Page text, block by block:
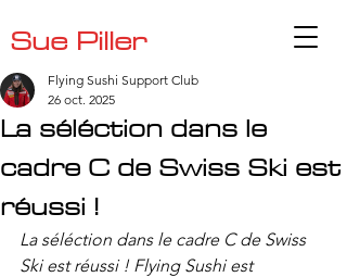
Sue Piller
La séléction dans le
cadre C de Swiss Ski est
réussi !
Flying Sushi Support Club
26 oct. 2025
La séléction dans le cadre C de Swiss
Ski est réussi ! Flying Sushi est